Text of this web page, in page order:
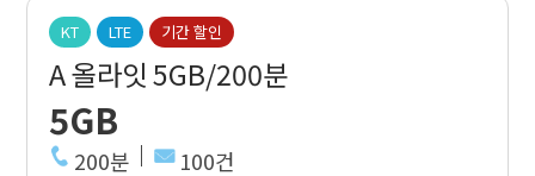
KT LTE 기간 할인
A 올라잇 5GB/200분
5GB
200분 100건